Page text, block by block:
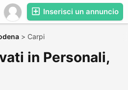
Inserisci un annuncio
> Carpi
in Personali,